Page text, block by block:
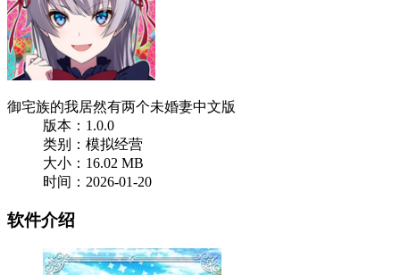
御宅族的我居然有两个未婚妻中文版
版本：1.0.0
类别：模拟经营
大小：16.02 MB
时间：2026-01-20
软件介绍